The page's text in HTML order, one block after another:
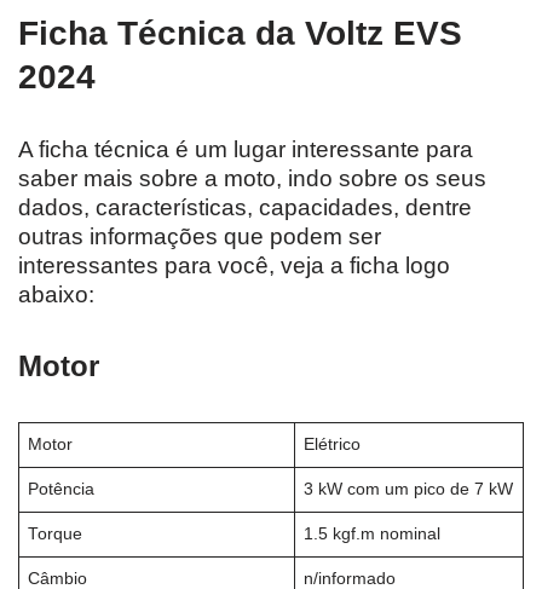
Ficha Técnica da Voltz EVS
2024
A ficha técnica é um lugar interessante para
saber mais sobre a moto, indo sobre os seus
dados, características, capacidades, dentre
outras informações que podem ser
interessantes para você, veja a ficha logo
abaixo:
Motor
Motor Elétrico
Potência 3 kW com um pico de 7 kW
Torque 1.5 kgf.m nominal
Câmbio n/informado